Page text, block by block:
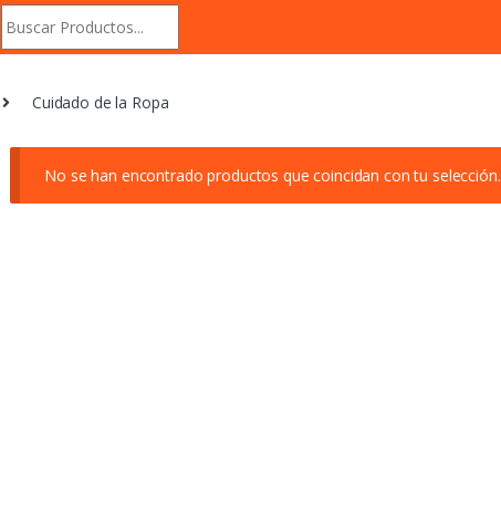
Search for:
Cuidado de la Ropa
No se han encontrado productos que coincidan con tu selección.